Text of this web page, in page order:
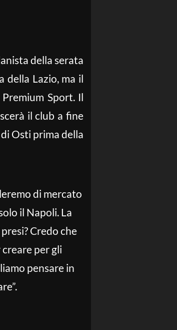
della serata
della Lazio, ma il
Sport. Il
il club a fine
Osti prima della
di mercato
il Napoli. La
Credo che
per gli
pensare in